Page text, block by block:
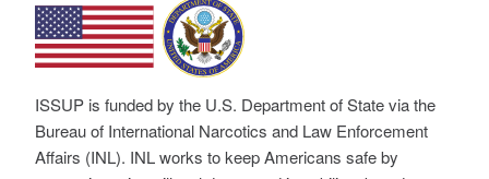
ISSUP is funded by the U.S. Department of State via the
Bureau of International Narcotics and Law Enforcement
Affairs (INL). INL works to keep Americans safe by